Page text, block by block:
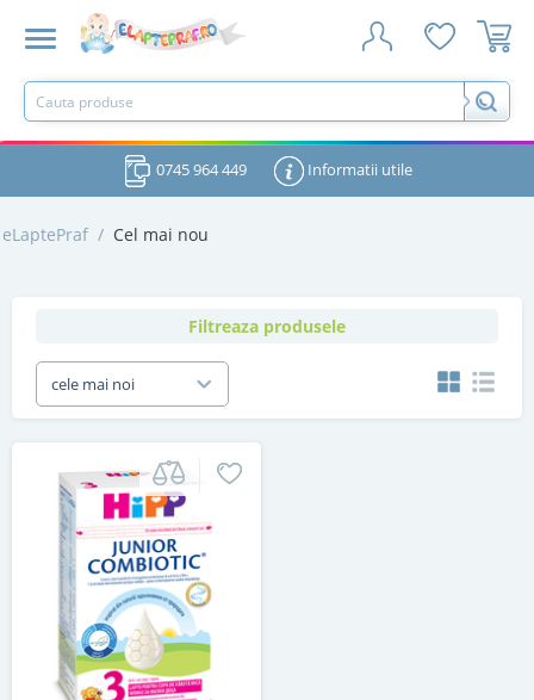
0745 964 449 Informatii utile
eLaptePraf / Cel mai nou
Filtreaza produsele
cele mai noi